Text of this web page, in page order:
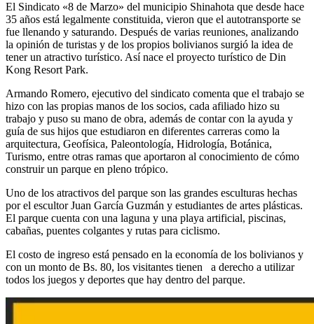
El Sindicato «8 de Marzo» del municipio Shinahota que desde hace
35 años está legalmente constituida, vieron que el autotransporte se
fue llenando y saturando. Después de varias reuniones, analizando
la opinión de turistas y de los propios bolivianos surgió la idea de
tener un atractivo turístico. Así nace el proyecto turístico de Din
Kong Resort Park.
Armando Romero, ejecutivo del sindicato comenta que el trabajo se
hizo con las propias manos de los socios, cada afiliado hizo su
trabajo y puso su mano de obra, además de contar con la ayuda y
guía de sus hijos que estudiaron en diferentes carreras como la
arquitectura, Geofísica, Paleontología, Hidrología, Botánica,
Turismo, entre otras ramas que aportaron al conocimiento de cómo
construir un parque en pleno trópico.
Uno de los atractivos del parque son las grandes esculturas hechas
por el escultor Juan García Guzmán y estudiantes de artes plásticas.
El parque cuenta con una laguna y una playa artificial, piscinas,
cabañas, puentes colgantes y rutas para ciclismo.
El costo de ingreso está pensado en la economía de los bolivianos y
con un monto de Bs. 80, los visitantes tienen a derecho a utilizar
todos los juegos y deportes que hay dentro del parque.